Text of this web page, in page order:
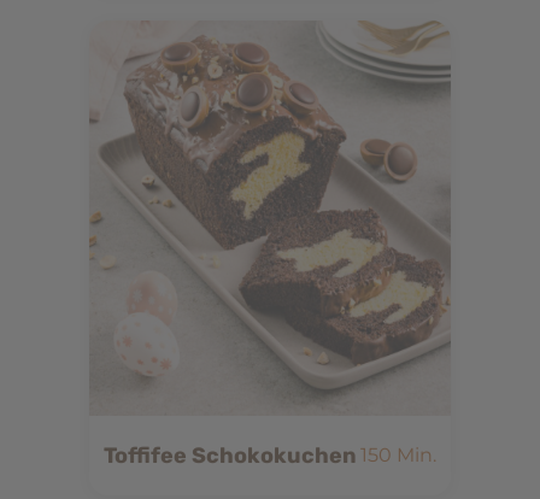
Toffifee Schokokuchen 150 Min.